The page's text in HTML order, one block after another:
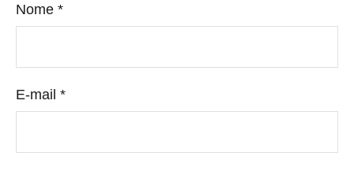
Nome *
E-mail *